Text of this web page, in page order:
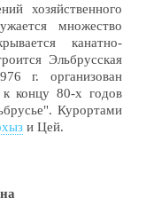
хозяйственного
множество
канатно-
Эльбрусская
г. организован
к концу 80-х годов
Курортами
и Цей.